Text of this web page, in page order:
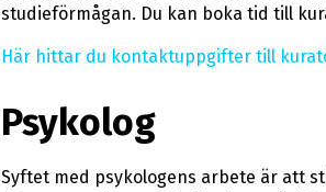
studieförmågan. Du kan boka tid till
Här hittar du kontaktuppgifter till
Psykolog
Syftet med psykologens arbete är att